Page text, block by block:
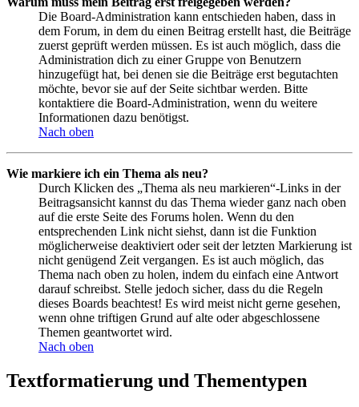
Die Board-Administration kann entschieden haben, dass in
dem Forum, in dem du einen Beitrag erstellt hast, die Beiträge
zuerst geprüft werden müssen. Es ist auch möglich, dass die
Administration dich zu einer Gruppe von Benutzern
hinzugefügt hat, bei denen sie die Beiträge erst begutachten
möchte, bevor sie auf der Seite sichtbar werden. Bitte
kontaktiere die Board-Administration, wenn du weitere
Informationen dazu benötigst.
Nach oben
Wie markiere ich ein Thema als neu?
Durch Klicken des „Thema als neu markieren“-Links in der
Beitragsansicht kannst du das Thema wieder ganz nach oben
auf die erste Seite des Forums holen. Wenn du den
entsprechenden Link nicht siehst, dann ist die Funktion
möglicherweise deaktiviert oder seit der letzten Markierung ist
nicht genügend Zeit vergangen. Es ist auch möglich, das
Thema nach oben zu holen, indem du einfach eine Antwort
darauf schreibst. Stelle jedoch sicher, dass du die Regeln
dieses Boards beachtest! Es wird meist nicht gerne gesehen,
wenn ohne triftigen Grund auf alte oder abgeschlossene
Themen geantwortet wird.
Nach oben
Textformatierung und Thementypen